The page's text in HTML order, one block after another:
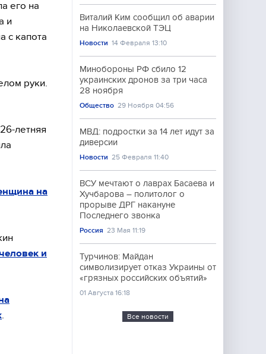
его на
и
с капота
руки.
летняя
на
и
Виталий Ким сообщил об аварии
на Николаевской ТЭЦ
Новости 14 Февраля 13:10
Минобороны РФ сбило 12
украинских дронов за три часа
28 ноября
Общество 29 Ноября 04:56
МВД: подростки за 14 лет идут за
диверсии
Новости 25 Февраля 11:40
ВСУ мечтают о лаврах Басаева и
Хучбарова – политолог о
прорыве ДРГ накануне
Последнего звонка
Россия 23 Мая 11:19
Турчинов: Майдан
символизирует отказ Украины от
«грязных российских объятий»
01 Августа 16:18
Все новости